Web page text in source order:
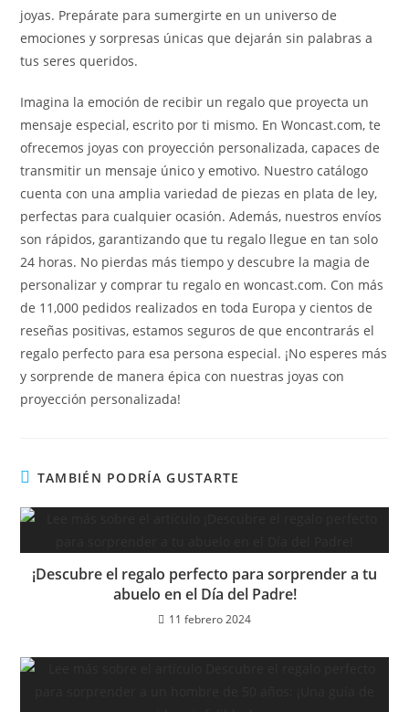
joyas. Prepárate para sumergirte en un universo de
emociones y sorpresas únicas que dejarán sin palabras a
tus seres queridos.
Imagina la emoción de recibir un regalo que proyecta un
mensaje especial, escrito por ti mismo. En Woncast.com, te
ofrecemos joyas con proyección personalizada, capaces de
transmitir un mensaje único y emotivo. Nuestro catálogo
cuenta con una amplia variedad de piezas en plata de ley,
perfectas para cualquier ocasión. Además, nuestros envíos
son rápidos, garantizando que tu regalo llegue en tan solo
24 horas. No pierdas más tiempo y descubre la magia de
personalizar y comprar tu regalo en woncast.com. Con más
de 11,000 pedidos realizados en toda Europa y cientos de
reseñas positivas, estamos seguros de que encontrarás el
regalo perfecto para esa persona especial. ¡No esperes más
y sorprende de manera épica con nuestras joyas con
proyección personalizada!
TAMBIÉN PODRÍA GUSTARTE
¡Descubre el regalo perfecto para sorprender a tu
abuelo en el Día del Padre!
11 febrero 2024